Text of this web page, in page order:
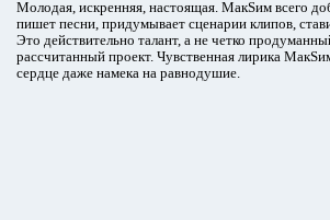
Молодая, искренняя, настоящая. МакSим всего
пишет песни, придумывает сценарии клипов,
Это действительно талант, а не четко
рассчитанный проект. Чувственная лирика
сердце даже намека на равнодушие.